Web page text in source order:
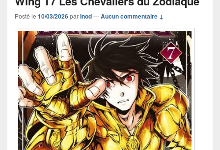
Posté le 10/03/2026parInod—Aucun commentaire ↓